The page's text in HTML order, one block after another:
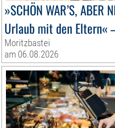
»SCHÖN WAR’S, ABER
Urlaub mit den Eltern«
Moritzbastei
am 06.08.2026